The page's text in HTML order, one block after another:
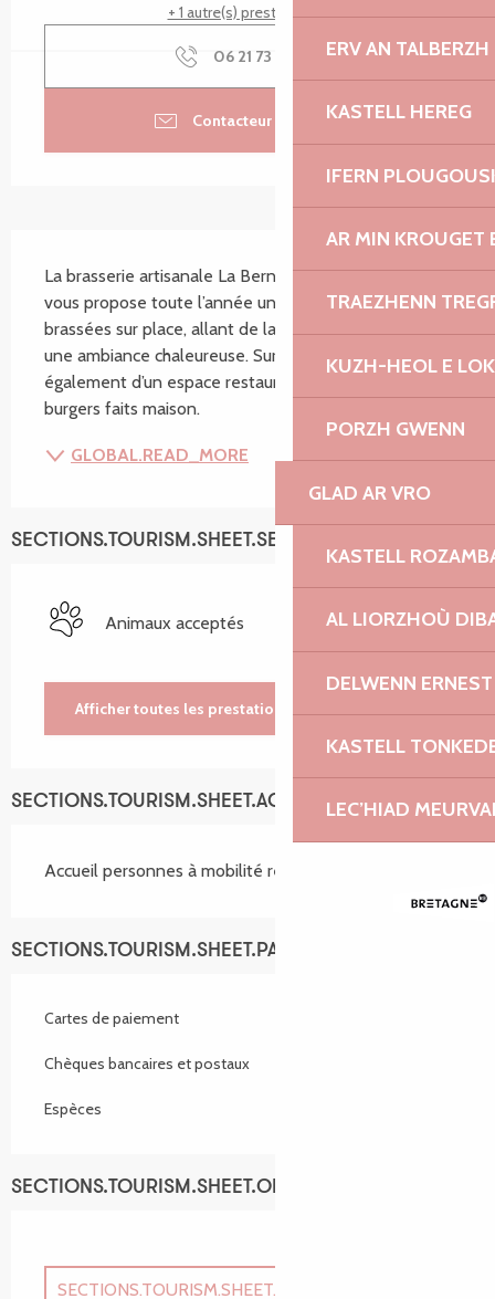
ERV AN TALBERZH
KASTELL HEREG
IFERN
AR MIN KROUGET
TRAEZHENN
KUZH-HEOL E
PORZH GWENN
GLAD AR VRO
KASTELL
AL LIORZHOÙ
DELWENN
KASTELL
LEC’HIAD
+ 1 autre(s) prestation(s)
06 21 73 35
Contacteur par email
SECTIONS.TOURISM.SHEET.DESCRIPTION
La brasserie artisanale La Bernik, située à Trégastel,
vous propose toute l’année une sélection de 7 bières
brassées sur place, allant de la blonde à l’IPA, dans
une ambiance chaleureuse. Sur place, profitez
également d’un espace restauration proposant des
burgers faits maison.
GLOBAL.READ_MORE
SECTIONS.TOURISM.SHEET.SERVICES
Animaux acceptés
Afficher toutes les prestations
SECTIONS.TOURISM.SHEET.ACCESSIBILITY_SERVICES
Accueil personnes à mobilité réduite
SECTIONS.TOURISM.SHEET.PAYMENTS_METHODS
Cartes de paiement
Chèques bancaires et postaux
Espèces
SECTIONS.TOURISM.SHEET.OPENINGS
SECTIONS.TOURISM.SHEET.PERIODS.UNTIL_LONG